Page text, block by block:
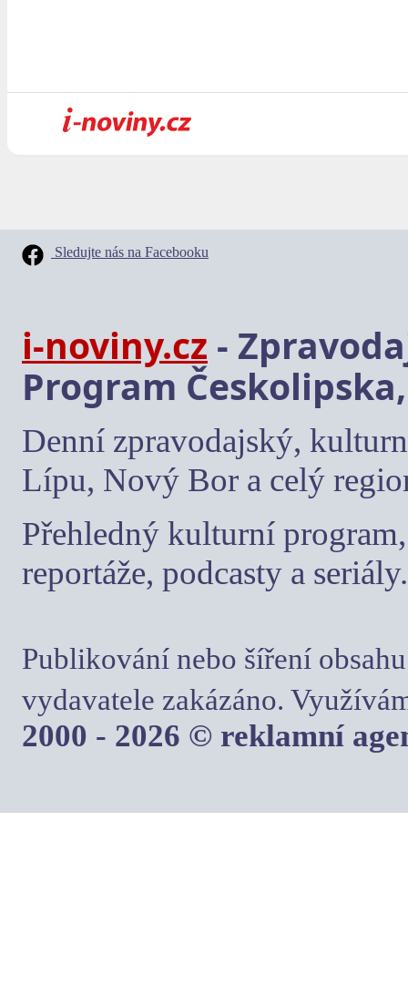
Sledujte nás na Facebooku
i-noviny.cz -
Program
Denní zpravodajský,
Lípu, Nový Bor a celý
Přehledný kulturní
reportáže, podcasty a seriály.
Publikování nebo šíření
vydavatele zakázáno.
2000 - 2026 © reklamní